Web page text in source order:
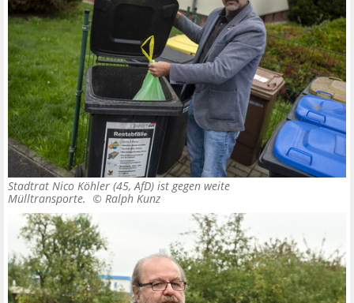
Stadtrat Nico Köhler (45, AfD) ist gegen weite
Mülltransporte. © Ralph Kunz